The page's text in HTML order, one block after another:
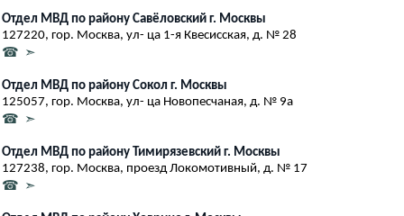
Отдел МВД по району Савёловский г. Москвы
127220, гор. Москва, ул- ца 1-я Квесисская, д. № 28
☎ ➣
Отдел МВД по району Сокол г. Москвы
125057, гор. Москва, ул- ца Новопесчаная, д. № 9а
☎ ➣
Отдел МВД по району Тимирязевский г. Москвы
127238, гор. Москва, проезд Локомотивный, д. № 17
☎ ➣